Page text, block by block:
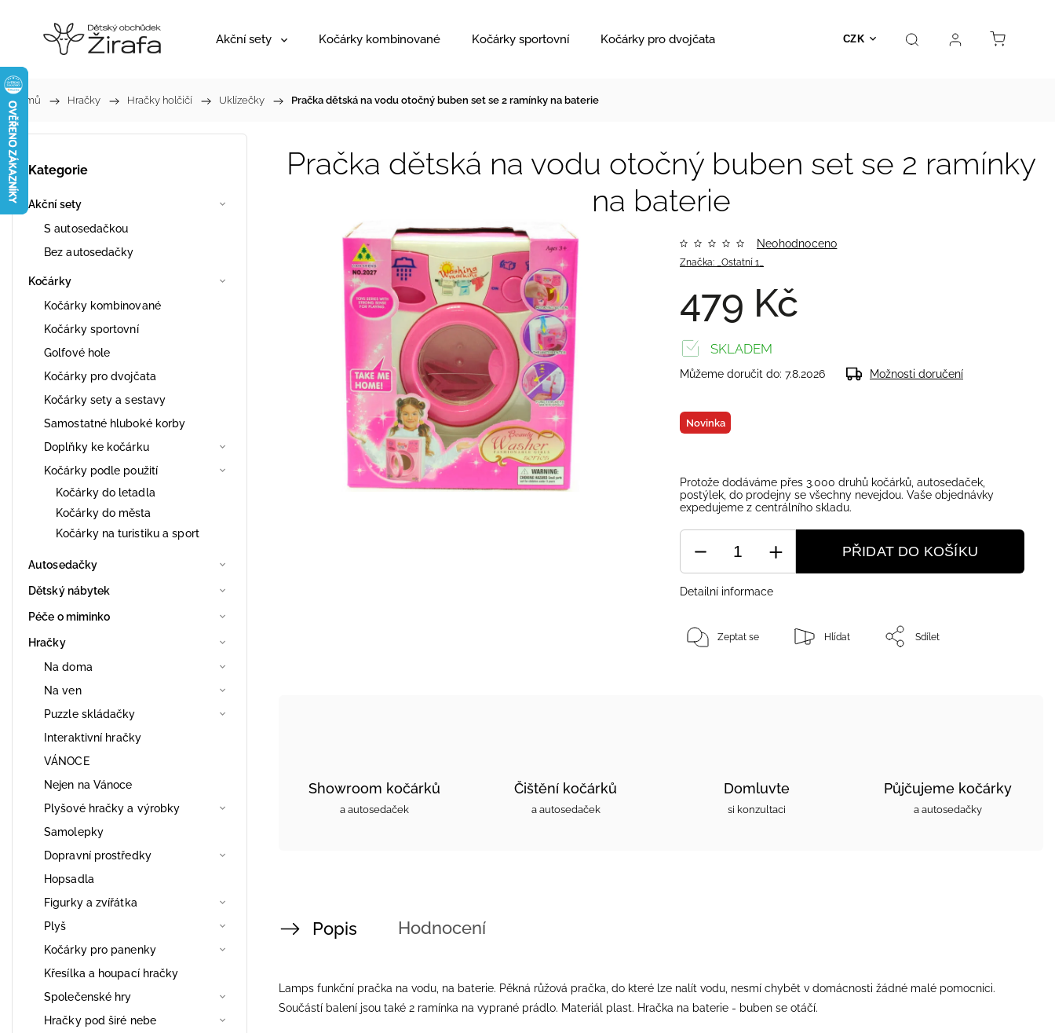
CZK
Akční sety Kočárky kombinované Kočárky sportovní Kočárky pro dvojčata Hračky Prodejna Kontakt
Domů / Hračky / Hračky holčičí / Uklízečky / Pračka dětská na vodu otočný buben set se 2 ramínky na baterie
Kategorie
Akční sety
S autosedačkou
Bez autosedačky
Kočárky
Kočárky kombinované
Kočárky sportovní
Golfové hole
Kočárky pro dvojčata
Kočárky sety a sestavy
Samostatné hluboké korby
Doplňky ke kočárku
Kočárky podle použití
Kočárky do letadla
Kočárky do města
Kočárky na turistiku a sport
Autosedačky
Dětský nábytek
Péče o miminko
Hračky
Na doma
Na ven
Puzzle skládačky
Interaktivní hračky
VÁNOCE
Nejen na Vánoce
Plyšové hračky a výrobky
Samolepky
Dopravní prostředky
Hopsadla
Figurky a zvířátka
Plyš
Kočárky pro panenky
Křesílka a houpací hračky
Společenské hry
Hračky pod širé nebe
Pračka dětská na vodu otočný buben set se 2 ramínky
na baterie
Značka: _Ostatní 1_
Neohodnoceno
479 Kč
Novinka
SKLADEM
Můžeme doručit do: 7.8.2026 Možnosti doručení
Protože dodáváme přes 3.000 druhů kočárků, autosedaček,
postýlek, do prodejny se všechny nevejdou. Vaše objednávky
expedujeme z centrálního skladu.
PŘIDAT DO KOŠÍKU
Detailní informace
Zeptat se Hlídat Sdílet
Showroom kočárků
a autosedaček
Čištění kočárků
a autosedaček
Domluvte
si konzultaci
Půjčujeme kočárky
a autosedačky
Popis Hodnocení
Lamps funkční pračka na vodu, na baterie. Pěkná růžová pračka, do které lze nalít vodu, nesmí chybět v domácnosti žádné malé pomocnici.
Součástí balení jsou také 2 ramínka na vyprané prádlo. Materiál plast. Hračka na baterie - buben se otáčí.